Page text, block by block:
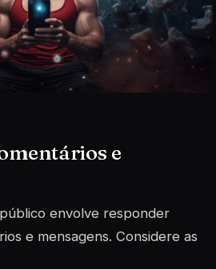
e
envolve responder
e mensagens. Considere as